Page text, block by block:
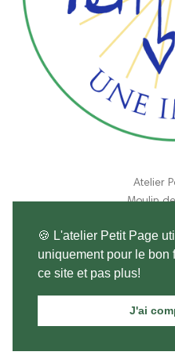
🍪 L'atelier Petit Page
uniquement pour le bon
ce site et pas plus!
J'ai
Atelier
Moulin
37460